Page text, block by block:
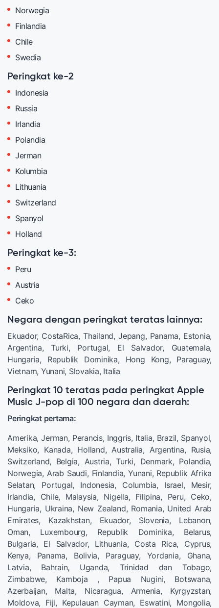
Norwegia
Finlandia
Chile
Swedia
Peringkat ke-2
Indonesia
Russia
Irlandia
Polandia
Jerman
Kolumbia
Lithuania
Switzerland
Spanyol
Holland
Peringkat ke-3:
Peru
Austria
Ceko
Negara dengan peringkat teratas lainnya:
Ekuador, CostaRica, Thailand, Jepang, Panama, Estonia,
Argentina, Turki, Portugal, El Salvador, Guatemala,
Hungaria, Republik Dominika, Hong Kong, Paraguay,
Vietnam, Yunani, Slovakia, Italia
Peringkat 10 teratas pada peringkat Apple
Music J-pop di 100 negara dan daerah:
Peringkat pertama:
Amerika, Jerman, Perancis, Inggris, Italia, Brazil, Spanyol,
Meksiko, Kanada, Holland, Australia, Argentina, Rusia,
Switzerland, Belgia, Austria, Turki, Denmark, Polandia,
Norwegia, Arab Saudi, Finlandia, Yunani, Republik Afrika
Selatan, Portugal, Indonesia, Columbia, Israel, Mesir,
Irlandia, Chile, Malaysia, Nigella, Filipina, Peru, Ceko,
Hungaria, Ukraina, New Zealand, Romania, United Arab
Emirates, Kazakhstan, Ekuador, Slovenia, Lebanon,
Oman, Luxembourg, Republik Dominika, Belarus,
Bulgaria, El Salvador, Lithuania, Costa Rica, Cyprus,
Kenya, Panama, Bolivia, Paraguay, Yordania, Ghana,
Latvia, Bahrain, Uganda, Trinidad dan Tobago,
Zimbabwe, Kamboja , Papua Nugini, Botswana,
Azerbaijan, Malta, Nicaragua, Armenia, Kyrgyzstan,
Moldova, Fiji, Kepulauan Cayman, Eswatini, Mongolia,